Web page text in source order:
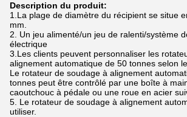
Description du produit:
1.La plage de diamètre du récipient se situe
mm.
2. Un jeu alimenté/un jeu de ralenti/système
électrique
3.Les clients peuvent personnaliser les
alignement automatique de 50 tonnes selon
Le rotateur de soudage à alignement
tonnes peut être contrôlé par une boîte à
caoutchouc à pédale ou une roue en acier
5. Le rotateur de soudage à alignement
utiliser.